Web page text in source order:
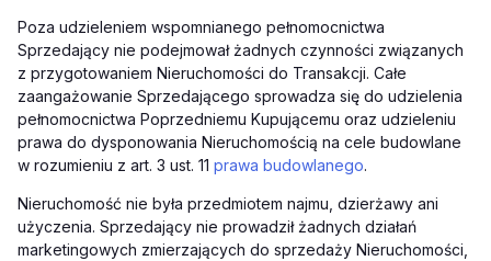
Poza udzieleniem wspomnianego pełnomocnictwa
Sprzedający nie podejmował żadnych czynności związanych
z przygotowaniem Nieruchomości do Transakcji. Całe
zaangażowanie Sprzedającego sprowadza się do udzielenia
pełnomocnictwa Poprzedniemu Kupującemu oraz udzieleniu
prawa do dysponowania Nieruchomością na cele budowlane
w rozumieniu z art. 3 ust. 11 prawa budowlanego.
Nieruchomość nie była przedmiotem najmu, dzierżawy ani
użyczenia. Sprzedający nie prowadził żadnych działań
marketingowych zmierzających do sprzedaży Nieruchomości,